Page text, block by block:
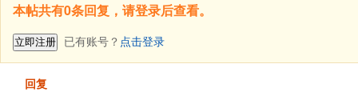
本帖共有0条回复，请登录后查看。
立即注册 已有账号？ 点击登录
回复